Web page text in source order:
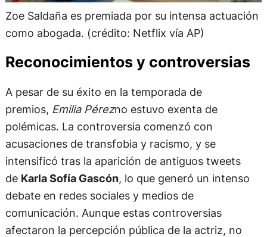
Zoe Saldaña es premiada por su intensa actuación
como abogada. (crédito: Netflix vía AP)
Reconocimientos y controversias
A pesar de su éxito en la temporada de
premios, Emilia Pérezno estuvo exenta de
polémicas. La controversia comenzó con
acusaciones de transfobia y racismo, y se
intensificó tras la aparición de antiguos tweets
de Karla Sofía Gascón, lo que generó un intenso
debate en redes sociales y medios de
comunicación. Aunque estas controversias
afectaron la percepción pública de la actriz, no